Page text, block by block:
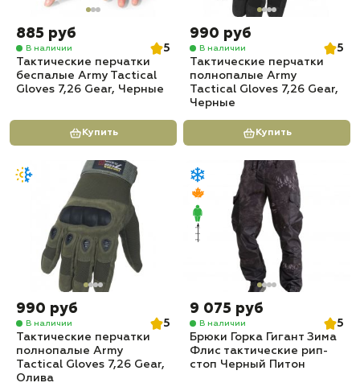
885 руб
В наличии
5
Тактические перчатки
беспалые Army Tactical
Gloves 7,26 Gear, Черные
Купить
990 руб
В наличии
5
Тактические перчатки
полнопалые Army
Tactical Gloves 7,26 Gear,
Черные
Купить
990 руб
В наличии
5
Тактические перчатки
полнопалые Army
Tactical Gloves 7,26 Gear,
Олива
9 075 руб
В наличии
5
Брюки Горка Гигант Зима
Флис тактические рип-
стоп Черный Питон